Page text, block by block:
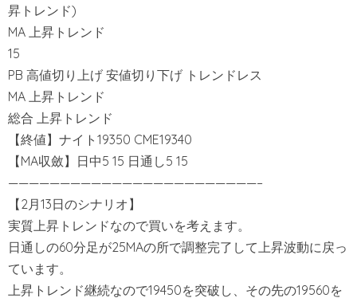
昇トレンド)
MA 上昇トレンド
15
PB 高値切り上げ 安値切り下げ トレンドレス
MA 上昇トレンド
総合 上昇トレンド
【終値】ナイト19350 CME19340
【MA収斂】日中5 15 日通し5 15
————————————————————————–
【2月13日のシナリオ】
実質上昇トレンドなので買いを考えます。
日通しの60分足が25MAの所で調整完了して上昇波動に戻っ
ています。
上昇トレンド継続なので19450を突破し、その先の19560を